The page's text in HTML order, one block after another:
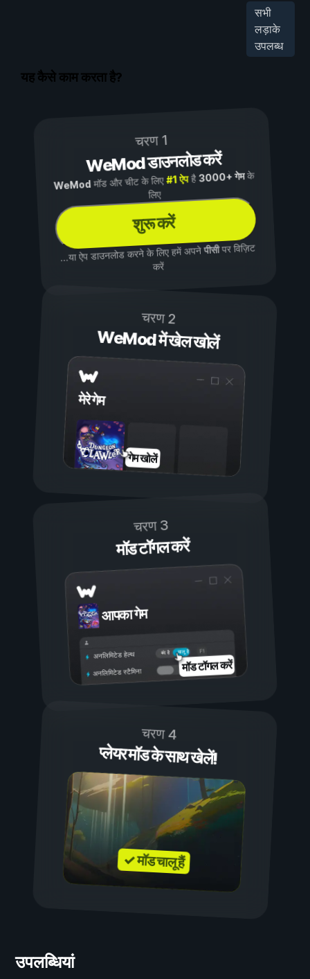
सभी
लड़ाके
उपलब्ध
यह कैसे काम करता है?
चरण 1
WeMod डाउनलोड करें
WeMod मॉड और चीट के लिए#1 ऐपहै3000+ गेमके
लिए
शुरू करें
...या ऐप डाउनलोड करने के लिए हमें अपनेपीसीपर विज़िट
करें
चरण 2
WeMod में खेल खोलें
मेरे गेम
गेम खोलें
चरण 3
मॉड टॉगल करें
आपका गेम
चालू है
बंद है
अनलिमिटेड हेल्थ
अनलिमिटेड स्टैमिना मॉड टॉगल करें
चरण 4
प्लेयर मॉड के साथ खेलें!
✓ मॉड चालू हैं
उपलब्धियां